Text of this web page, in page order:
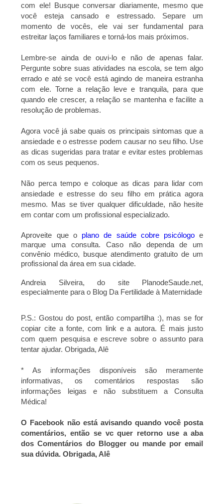
com ele! Busque conversar diariamente, mesmo que
você esteja cansado e estressado. Separe um
momento de vocês, ele vai ser fundamental para
estreitar laços familiares e torná-los mais próximos.
Lembre-se ainda de ouvi-lo e não de apenas falar.
Pergunte sobre suas atividades na escola, se tem algo
errado e até se você está agindo de maneira estranha
com ele. Torne a relação leve e tranquila, para que
quando ele crescer, a relação se mantenha e facilite a
resolução de problemas.
Agora você já sabe quais os principais sintomas que a
ansiedade e o estresse podem causar no seu filho. Use
as dicas sugeridas para tratar e evitar estes problemas
com os seus pequenos.
Não perca tempo e coloque as dicas para lidar com
ansiedade e estresse do seu filho em prática agora
mesmo. Mas se tiver qualquer dificuldade, não hesite
em contar com um profissional especializado.
Aproveite que o plano de saúde cobre psicólogo e
marque uma consulta. Caso não dependa de um
convênio médico, busque atendimento gratuito de um
profissional da área em sua cidade.
Andreia Silveira, do site PlanodeSaude.net,
especialmente para o Blog Da Fertilidade à Maternidade
P.S.: Gostou do post, então compartilha :), mas se for
copiar cite a fonte, com link e a autora. É mais justo
com quem pesquisa e escreve sobre o assunto para
tentar ajudar. Obrigada, Alê
* As informações disponíveis são meramente
informativas, os comentários respostas são
informações leigas e não substituem a Consulta
Médica!
O Facebook não está avisando quando você posta
comentários, então se vc quer retorno use a aba
dos Comentários do Blogger ou mande por email
sua dúvida. Obrigada, Alê